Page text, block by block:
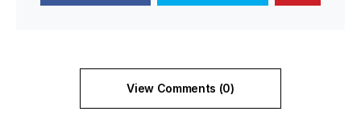
View Comments (0)